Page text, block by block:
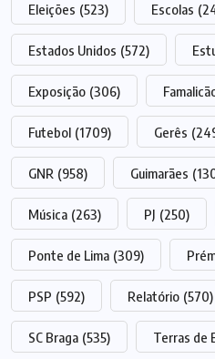
Eleições (523) Escolas
Estados Unidos (572)
Exposição (306)
Futebol (1709) Gerês
GNR (958) Guimarães
Música (263) PJ (250)
Ponte de Lima (309)
PSP (592) Relatório (570)
SC Braga (535) Terras de